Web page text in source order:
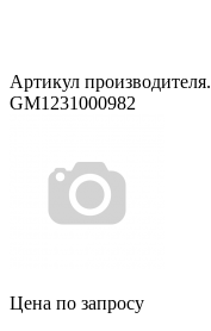
Артикул производителя.
GM1231000982
Цена по запросу